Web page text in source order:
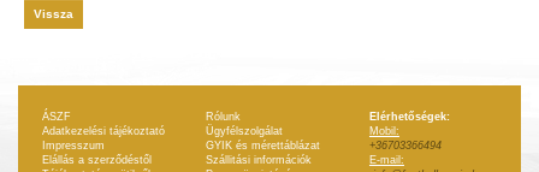
Vissza
ÁSZF
Adatkezelési tájékoztató
Impresszum
Elállás a szerződéstől
Rólunk
Ügyfélszolgálat
GYIK és mérettáblázat
Szállitási információk
Elérhetőségek:
Mobil:
+36703366494
E-mail: